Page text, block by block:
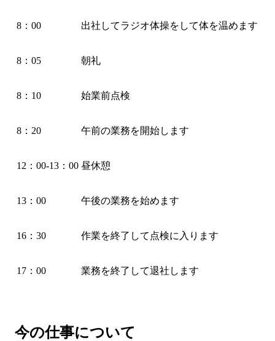
8：00 出社してラジオ体操をして体を温めます
8：05 朝礼
8：10 始業前点検
8：20 午前の業務を開始します
12：00-13：00 昼休憩
13：00 午後の業務を始めます
16：30 作業を終了して点検に入ります
17：00 業務を終了して退社します
今の仕事について